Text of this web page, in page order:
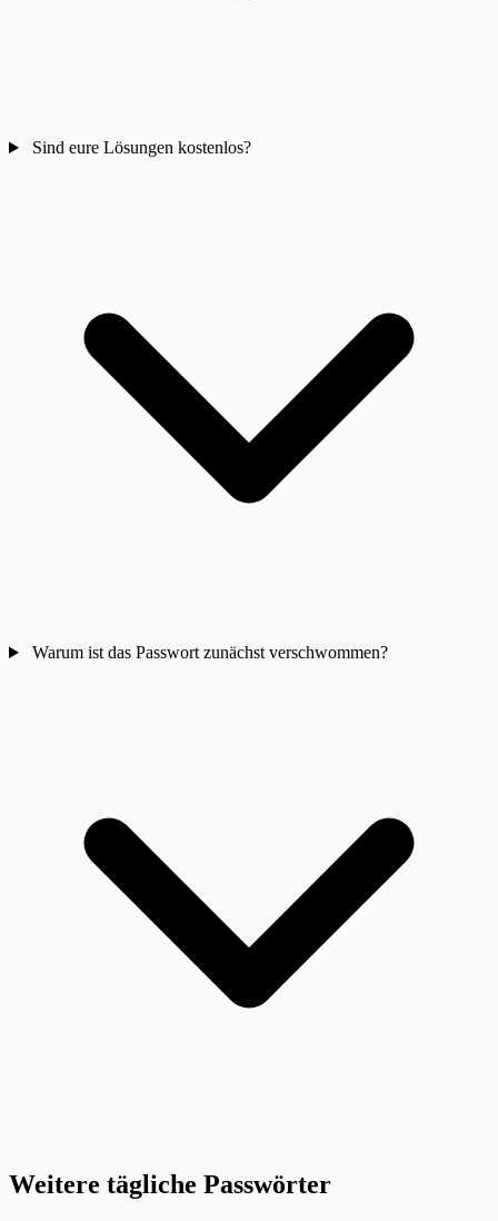
Sind eure Lösungen kostenlos?
Warum ist das Passwort zunächst verschwommen?
Weitere tägliche Passwörter